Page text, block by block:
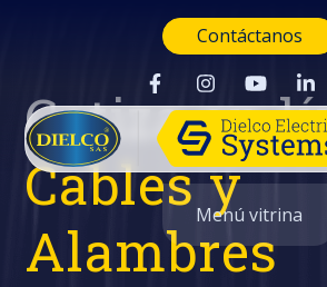
Contáctanos
Menú vitrina
Cotiza en
Cables y
Alambres